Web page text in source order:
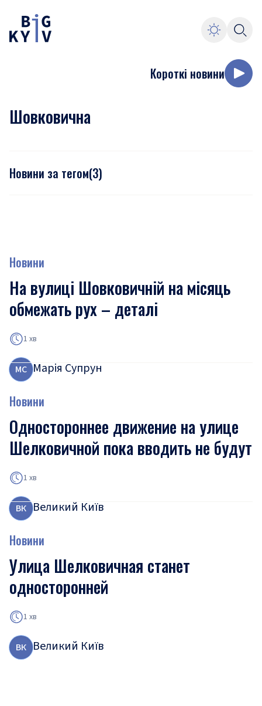
Короткі новини
Шовковична
Новини за тегом(3)
Новини
На вулиці Шовковичній на місяць
обмежать рух – деталі
1 хв
МС Марія Супрун
Новини
Одностороннее движение на улице
Шелковичной пока вводить не будут
1 хв
ВК Великий Київ
Новини
Улица Шелковичная станет
односторонней
1 хв
ВК Великий Київ